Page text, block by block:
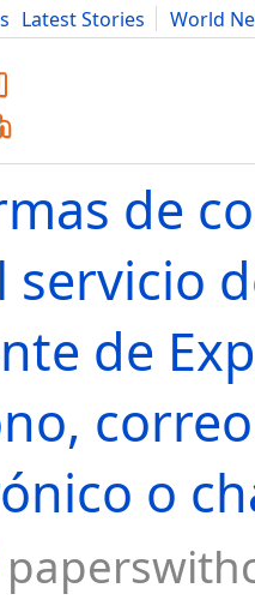
Latest Stories
World
Advice Science
de
servicio
de
correo
o